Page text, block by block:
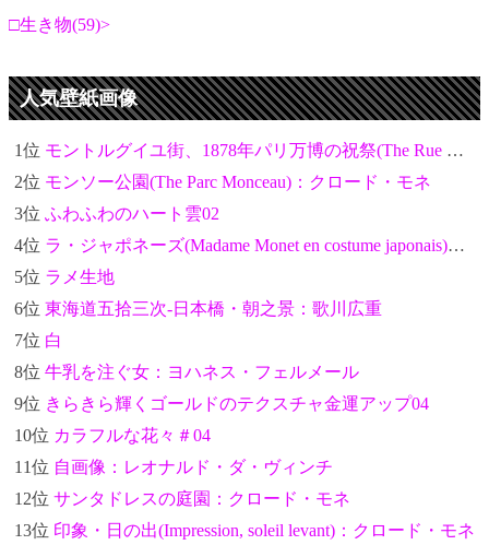
生き物(59)
人気壁紙画像
1位 モントルグイユ街、1878年パリ万博の祝祭(The Rue Montorgueil in Paris. Celebration of June 30, 1878)：クロード・モネ
2位 モンソー公園(The Parc Monceau)：クロード・モネ
3位 ふわふわのハート雲02
4位 ラ・ジャポネーズ(Madame Monet en costume japonais)：クロード・モネ
5位 ラメ生地
6位 東海道五拾三次-日本橋・朝之景：歌川広重
7位 白
8位 牛乳を注ぐ女：ヨハネス・フェルメール
9位 きらきら輝くゴールドのテクスチャ金運アップ04
10位 カラフルな花々＃04
11位 自画像：レオナルド・ダ・ヴィンチ
12位 サンタドレスの庭園：クロード・モネ
13位 印象・日の出(Impression, soleil levant)：クロード・モネ